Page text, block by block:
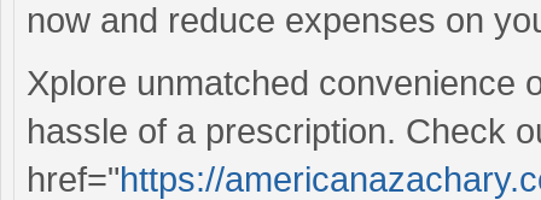
now and reduce expenses on
Xplore unmatched convenience
hassle of a prescription. Check
href="https://